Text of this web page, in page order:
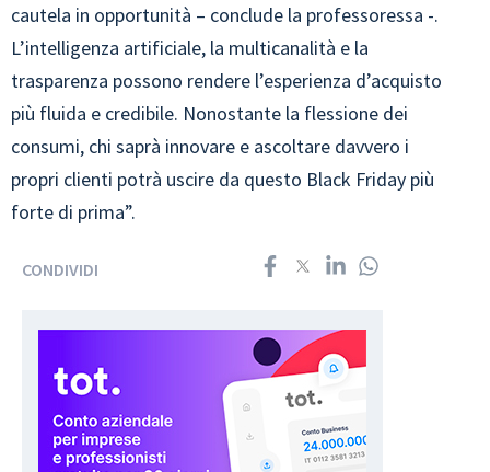
cautela in opportunità – conclude la professoressa -.
L’intelligenza artificiale, la multicanalità e la
trasparenza possono rendere l’esperienza d’acquisto
più fluida e credibile. Nonostante la flessione dei
consumi, chi saprà innovare e ascoltare davvero i
propri clienti potrà uscire da questo Black Friday più
forte di prima”.
CONDIVIDI